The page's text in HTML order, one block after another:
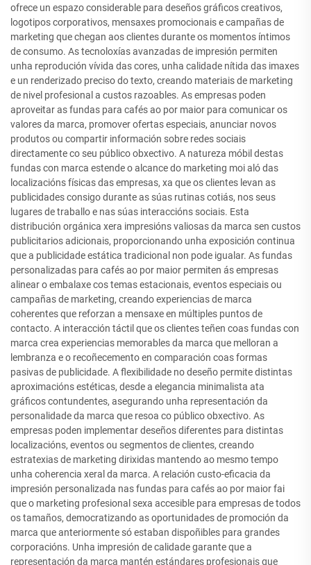
ofrece un espazo considerable para deseños gráficos creativos,
logotipos corporativos, mensaxes promocionais e campañas de
marketing que chegan aos clientes durante os momentos íntimos
de consumo. As tecnoloxías avanzadas de impresión permiten
unha reprodución vívida das cores, unha calidade nítida das imaxes
e un renderizado preciso do texto, creando materiais de marketing
de nivel profesional a custos razoables. As empresas poden
aproveitar as fundas para cafés ao por maior para comunicar os
valores da marca, promover ofertas especiais, anunciar novos
produtos ou compartir información sobre redes sociais
directamente co seu público obxectivo. A natureza móbil destas
fundas con marca estende o alcance do marketing moi aló das
localizacións físicas das empresas, xa que os clientes levan as
publicidades consigo durante as súas rutinas cotiás, nos seus
lugares de traballo e nas súas interaccións sociais. Esta
distribución orgánica xera impresións valiosas da marca sen custos
publicitarios adicionais, proporcionando unha exposición continua
que a publicidade estática tradicional non pode igualar. As fundas
personalizadas para cafés ao por maior permiten ás empresas
alinear o embalaxe cos temas estacionais, eventos especiais ou
campañas de marketing, creando experiencias de marca
coherentes que reforzan a mensaxe en múltiples puntos de
contacto. A interacción táctil que os clientes teñen coas fundas con
marca crea experiencias memorables da marca que melloran a
lembranza e o recoñecemento en comparación coas formas
pasivas de publicidade. A flexibilidade no deseño permite distintas
aproximacións estéticas, desde a elegancia minimalista ata
gráficos contundentes, asegurando unha representación da
personalidade da marca que resoa co público obxectivo. As
empresas poden implementar deseños diferentes para distintas
localizacións, eventos ou segmentos de clientes, creando
estratexias de marketing dirixidas mantendo ao mesmo tempo
unha coherencia xeral da marca. A relación custo-eficacia da
impresión personalizada nas fundas para cafés ao por maior fai
que o marketing profesional sexa accesible para empresas de todos
os tamaños, democratizando as oportunidades de promoción da
marca que anteriormente só estaban dispoñibles para grandes
corporacións. Unha impresión de calidade garante que a
representación da marca mantén estándares profesionais que